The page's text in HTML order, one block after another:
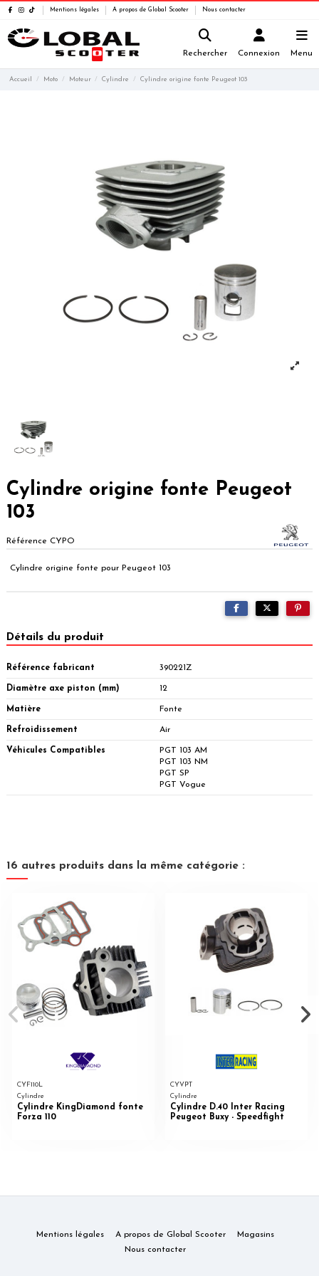
Mentions légales A propos de Global Scooter Nous contacter
Rechercher Connexion Menu
Accueil Moto Moteur Cylindre Cylindre origine fonte Peugeot 103
Cylindre origine fonte Peugeot
103
Référence CYPO
Cylindre origine fonte pour Peugeot 103
Détails du produit
Référence fabricant 390221Z
Diamètre axe piston (mm) 12
Matière Fonte
Refroidissement Air
Véhicules Compatibles
PGT 103 AM
PGT 103 NM
PGT SP
PGT Vogue
16 autres produits dans la même catégorie :
CYF110L
Cylindre
Cylindre KingDiamond fonte
Forza 110
CYVPT
Cylindre
Cylindre D.40 Inter Racing
Peugeot Buxy - Speedfight
Mentions légales A propos de Global Scooter
Magasins
Nous contacter